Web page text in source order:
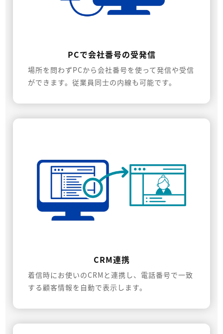
PCで会社番号の受発信
場所を問わずPCから会社番号を使って発信や受信
ができます。従業員同士の内線も可能です。
CRM連携
着信時にお使いのCRMと連携し、電話番号で一致
する顧客情報を自動で表示します。